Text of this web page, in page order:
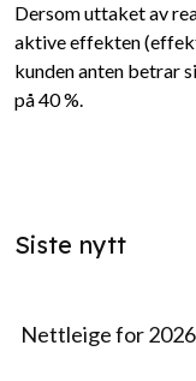
Dersom uttaket av
aktive effekten
kunden anten betrar
på 40 %.
Siste nytt
Nettleige for 2026